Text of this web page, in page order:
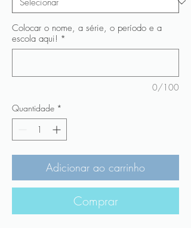
Colocar o nome, a série, o período e a
escola aqui! *
0/100
Quantidade *
Adicionar ao carrinho
Comprar